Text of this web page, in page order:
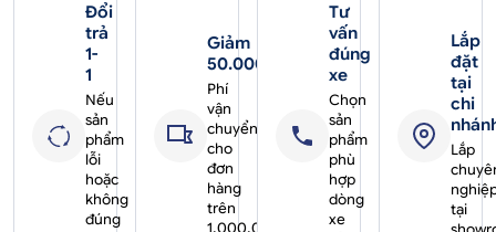
Đổi
trả
1-
1
Nếu
sản
phẩm
lỗi
hoặc
không
đúng
Giảm
50.000₫
Phí
vận
chuyển
cho
đơn
hàng
trên
1.000.000₫
Tư
vấn
đúng
xe
Chọn
sản
phẩm
phù
hợp
dòng
xe
Lắp
đặt
tại
chi
Lắp
tại